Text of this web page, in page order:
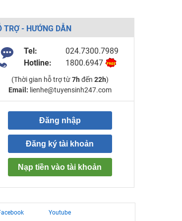
TRỢ - HƯỚNG DẪN
Tel:
024.7300.7989
Hotline:
1800.6947
(Thời gian hỗ trợ từ7h đến 22h)
Email: lienhe@tuyensinh247.com
Đăng nhập
Đăng ký tài khoản
Nạp tiền vào tài khoản
Youtube